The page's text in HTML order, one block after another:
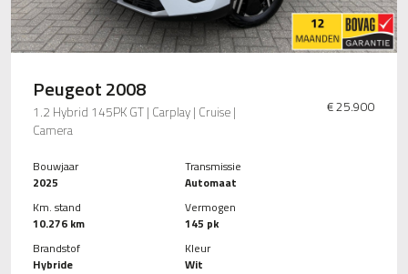
Peugeot 2008
1.2 Hybrid 145PK GT | Carplay | Cruise |
Camera
€ 25.900
Bouwjaar
2025
Km. stand
10.276 km
Brandstof
Hybride
Transmissie
Automaat
Vermogen
145 pk
Kleur
Wit